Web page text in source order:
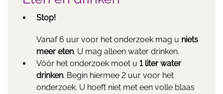
Stop!
Vanaf 6 uur voor het onderzoek mag u niets
meer eten. U mag alleen water drinken.
Vóór het onderzoek moet u 1 liter water
drinken. Begin hiermee 2 uur voor het
onderzoek. U hoeft niet met een volle blaas